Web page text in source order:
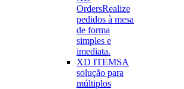
OrdersRealize
pedidos à mesa
de forma
simples e
imediata.
XD ITEMSA
solução para
múltiplos